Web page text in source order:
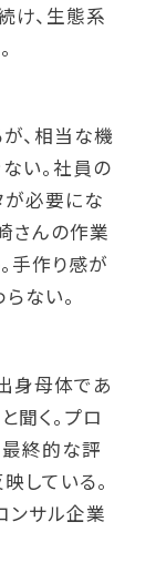
け、生態系
、相当な機
い。社員の
必要にな
さんの作業
手作り感が
ない。
身母体であ
聞く。プロ
最終的な評
している。
ンサル企業